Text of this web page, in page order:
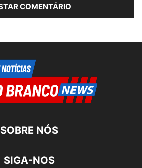
SOBRE NÓS
SIGA-NOS